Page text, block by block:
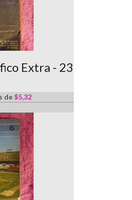
Extra - 23
de$5,32